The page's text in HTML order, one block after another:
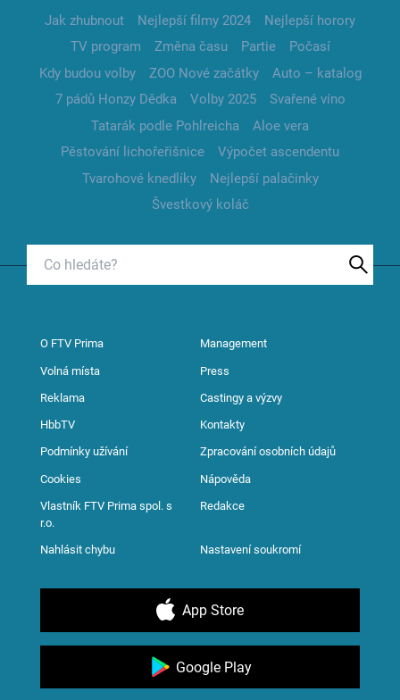
Jak zhubnout Nejlepší filmy 2024
Nejlepší horory
TV program
Změna času Partie
Počasí
Kdy budou volby
ZOO Nové začátky
Auto – katalog
7 pádů Honzy Dědka
Volby 2025
Svařené víno
Tatarák podle Pohlreicha
Aloe vera
Pěstování lichořeřišnice
Výpočet ascendentu
Tvarohové knedlíky
Nejlepší palačinky
Švestkový koláč
O FTV Prima Management
Volná místa Press
Reklama Castingy a výzvy
HbbTV Kontakty
Podmínky užívání Zpracování osobních údajů
Cookies Nápověda
Vlastník FTV Prima spol. s
r.o.
Redakce
Nahlásit chybu Nastavení soukromí
App Store
Google Play